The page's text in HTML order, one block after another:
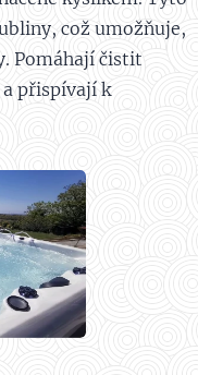
což umožňuje,
Pomáhají čistit
přispívají k